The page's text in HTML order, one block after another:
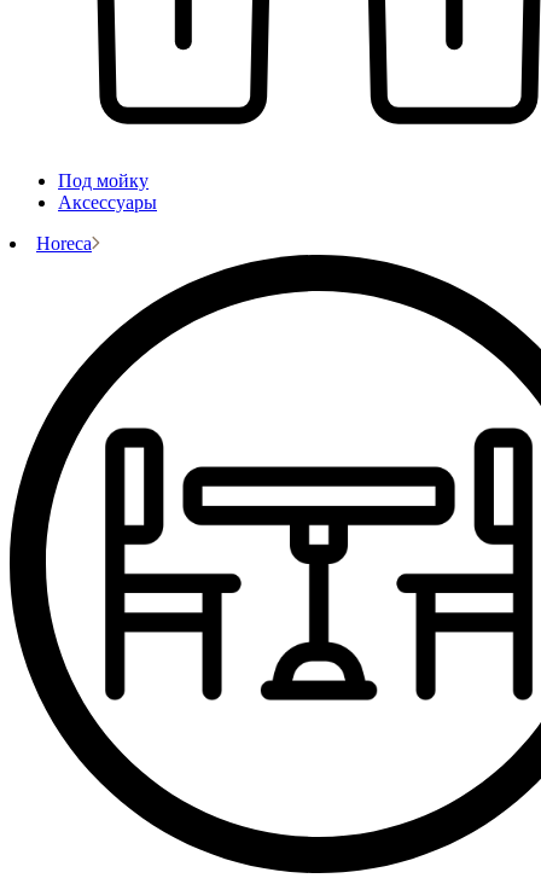
Под мойку
Аксессуары
Horeca